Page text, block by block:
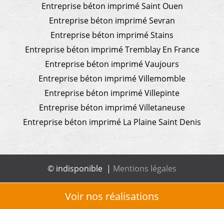
Entreprise béton imprimé Saint Ouen
Entreprise béton imprimé Sevran
Entreprise béton imprimé Stains
Entreprise béton imprimé Tremblay En France
Entreprise béton imprimé Vaujours
Entreprise béton imprimé Villemomble
Entreprise béton imprimé Villepinte
Entreprise béton imprimé Villetaneuse
Entreprise béton imprimé La Plaine Saint Denis
© indisponible | Mentions légales
Voir nos réalisations